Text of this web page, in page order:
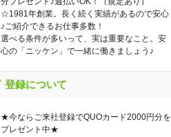
☆1981年創業。長く続く実績があるので安心
♪ご紹介できるお仕事多数！
選べる条件が多いって、実は重要なこと。安
心の「ニッケン」で一緒に働きましょう♪
登録について
★今ならご来社登録でQUOカード2000円分を
プレゼント中★